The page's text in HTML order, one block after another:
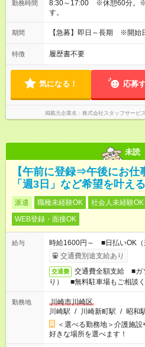
勤務時間
8:30～17:00 ※休憩60分。
す。
期間 【急募】即日～長期 ※開始
特徴 履歴書不要
気になる！ 応募
掲載元企業名 株式会社スタッフサービ
未読
【午前に登録⇒午後にお仕
「週3日」など希望を叶え
派遣 職種未経験OK 社会人未経験OK
WEB登録・面接OK
給与
時給1600円～ ■日払いOK
交通費別途支給あり
交通費
交通費全額支給 ■ガ
り） ■無料駐車場もご相談
勤務地
川崎市川崎区
川崎駅 / 川崎新町駅 / 昭和
＜選べる勤務地＞介護施
好きな場所を選べます！